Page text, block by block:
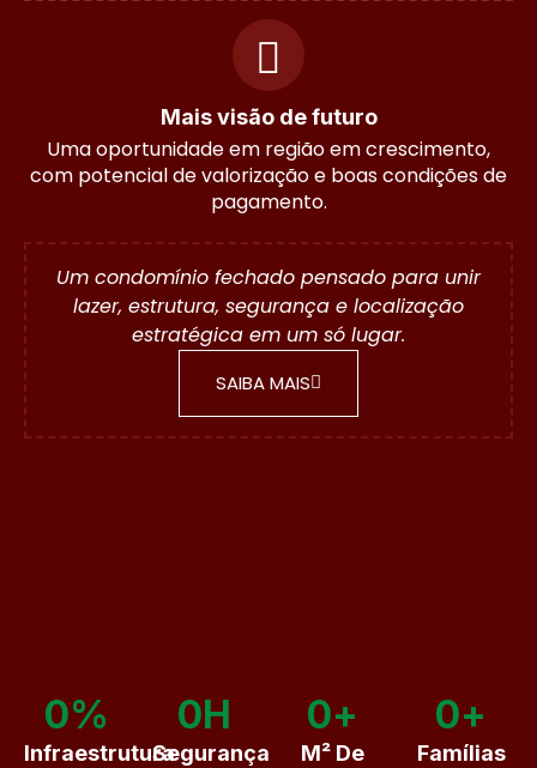
Um condomínio fechado pensado para unir
lazer, estrutura, segurança e localização
estratégica em um só lugar.
SAIBA MAIS
Mais visão de futuro
Uma oportunidade em região em crescimento,
com potencial de valorização e boas condições de
pagamento.
0%
Infraestrutura
0H
Segurança
0+
M² De
0+
Famílias